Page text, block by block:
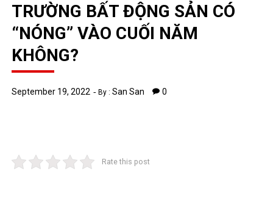
TRƯỜNG BẤT ĐỘNG SẢN CÓ
“NÓNG” VÀO CUỐI NĂM
KHÔNG?
September 19, 2022 By :San San 0
Rate this post